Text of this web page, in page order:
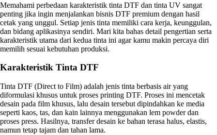
Memahami perbedaan karakteristik tinta DTF dan tinta UV sangat
penting jika ingin menjalankan bisnis DTF premium dengan hasil
cetak yang unggul. Setiap jenis tinta memiliki cara kerja, keunggulan,
dan bidang aplikasinya sendiri. Mari kita bahas detail pengertian serta
karakteristik utama dari kedua tinta ini agar kamu makin percaya diri
memilih sesuai kebutuhan produksi.
Karakteristik Tinta DTF
Tinta DTF (Direct to Film) adalah jenis tinta berbasis air yang
diformulasi khusus untuk proses printing DTF. Proses ini mencetak
desain pada film khusus, lalu desain tersebut dipindahkan ke media
seperti kaos, tas, dan kain lainnya menggunakan lem powder dan
proses press. Hasilnya, transfer desain ke bahan terasa halus, elastis,
namun tetap tajam dan tahan lama.